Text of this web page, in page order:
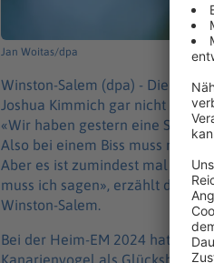
Jan Woitas/dpa
Winston-Salem (dpa) - Die
Joshua Kimmich gar nicht so
«Wir haben gestern eine
Also bei einem Biss muss man
Aber es ist zumindest mal
muss ich sagen», erzählt der
Winston-Salem.
Bei der Heim-EM 2024 hatten
Kanarienvogel als